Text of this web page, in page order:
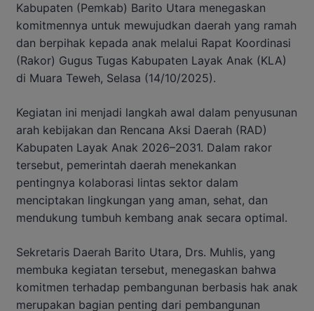
Kabupaten (Pemkab) Barito Utara menegaskan
komitmennya untuk mewujudkan daerah yang ramah
dan berpihak kepada anak melalui Rapat Koordinasi
(Rakor) Gugus Tugas Kabupaten Layak Anak (KLA)
di Muara Teweh, Selasa (14/10/2025).
Kegiatan ini menjadi langkah awal dalam penyusunan
arah kebijakan dan Rencana Aksi Daerah (RAD)
Kabupaten Layak Anak 2026–2031. Dalam rakor
tersebut, pemerintah daerah menekankan
pentingnya kolaborasi lintas sektor dalam
menciptakan lingkungan yang aman, sehat, dan
mendukung tumbuh kembang anak secara optimal.
Sekretaris Daerah Barito Utara, Drs. Muhlis, yang
membuka kegiatan tersebut, menegaskan bahwa
komitmen terhadap pembangunan berbasis hak anak
merupakan bagian penting dari pembangunan